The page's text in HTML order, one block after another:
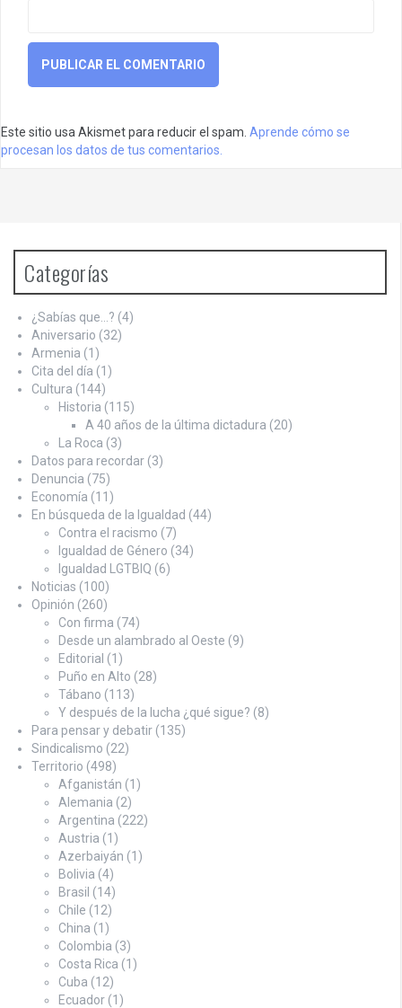
Este sitio usa Akismet para reducir el spam. Aprende cómo se
procesan los datos de tus comentarios.
Categorías
¿Sabías que…? (4)
Aniversario (32)
Armenia (1)
Cita del día (1)
Cultura (144)
Historia (115)
A 40 años de la última dictadura (20)
La Roca (3)
Datos para recordar (3)
Denuncia (75)
Economía (11)
En búsqueda de la Igualdad (44)
Contra el racismo (7)
Igualdad de Género (34)
Igualdad LGTBIQ (6)
Noticias (100)
Opinión (260)
Con firma (74)
Desde un alambrado al Oeste (9)
Editorial (1)
Puño en Alto (28)
Tábano (113)
Y después de la lucha ¿qué sigue? (8)
Para pensar y debatir (135)
Sindicalismo (22)
Territorio (498)
Afganistán (1)
Alemania (2)
Argentina (222)
Austria (1)
Azerbaiyán (1)
Bolivia (4)
Brasil (14)
Chile (12)
China (1)
Colombia (3)
Costa Rica (1)
Cuba (12)
Ecuador (1)